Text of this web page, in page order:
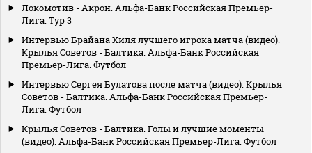
Локомотив - Акрон. Альфа-Банк Российская Премьер-
Лига. Тур 3
Интервью Брайана Хиля лучшего игрока матча (видео).
Крылья Советов - Балтика. Альфа-Банк Российская
Премьер-Лига. Футбол
Интервью Сергея Булатова после матча (видео). Крылья
Советов - Балтика. Альфа-Банк Российская Премьер-
Лига. Футбол
Крылья Советов - Балтика. Голы и лучшие моменты
(видео). Альфа-Банк Российская Премьер-Лига. Футбол